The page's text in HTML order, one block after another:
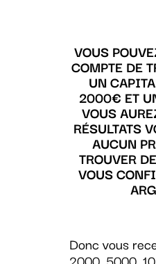
VOUS
COMPTE DE
UN
2000€ ET
VOUS
RÉSULTATS
AUCUN
TROUVER
VOUS
Donc vous